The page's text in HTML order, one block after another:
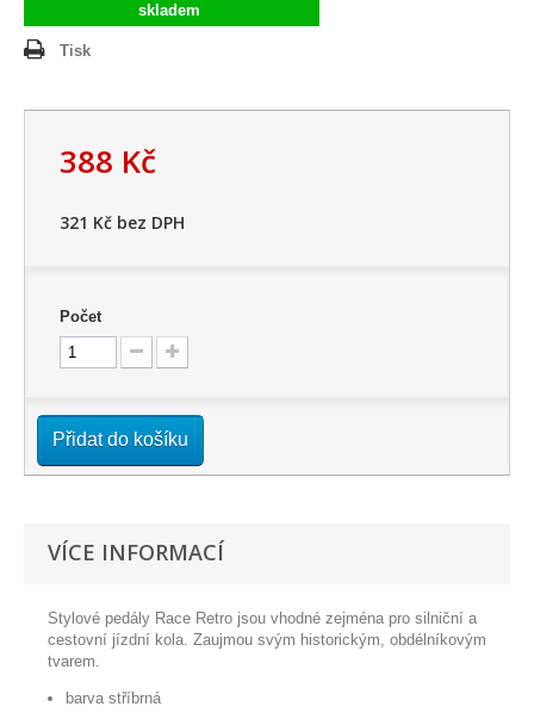
skladem
Tisk
388 Kč
321 Kč bez DPH
Počet
Přidat do košíku
VÍCE INFORMACÍ
Stylové pedály Race Retro jsou vhodné zejména pro silniční a
cestovní jízdní kola. Zaujmou svým historickým, obdélníkovým
tvarem.
barva stříbrná